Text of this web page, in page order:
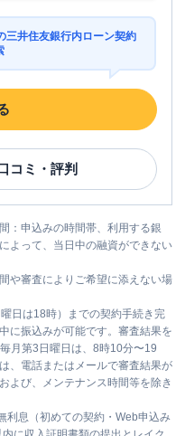
三井住友銀行内ローン契約
コミ・評判
：申込みの時間帯、利用する銀
よって、当日中の融資ができない
や審査によりご希望に添えない場
日は18時）までの契約手続き完
に振込みが可能です。審査結果を
月第3日曜日は、8時10分〜19
、電話またはメールで審査結果が
よび、メンテナンス時間等を除き
利息（初めての契約・Web申込み